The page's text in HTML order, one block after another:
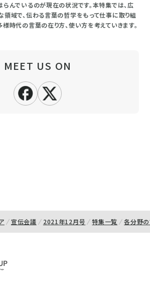
んでいるのが現在の状況です。本特集では、広
領域で、伝わる言葉の哲学をもって仕事に取り組
時代の言葉の在り方、使い方を考えていきます。
MEET US ON
宣伝会議 2021年12月号 特集一覧 各分野の